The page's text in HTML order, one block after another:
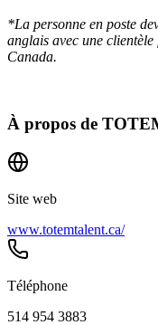
*La personne en poste
anglais avec une
Canada.
À propos de
Site web
www.totemtalent.ca/
Téléphone
514 954 3883